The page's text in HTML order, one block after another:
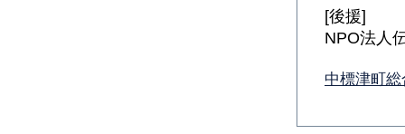
[後援]
NPO法人
中標津町